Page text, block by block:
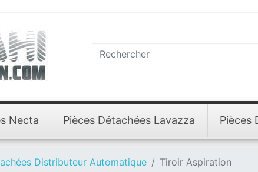
Necta Pièces Détachées Lavazza Pièces
Distributeur Automatique Tiroir Aspiration